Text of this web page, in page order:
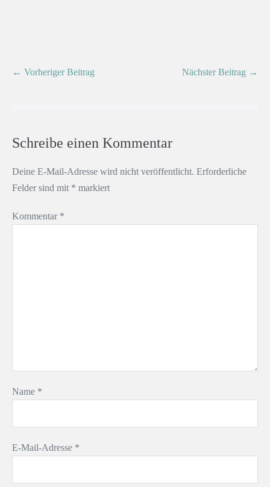
← Vorheriger Beitrag Nächster Beitrag →
Schreibe einen Kommentar
Deine E-Mail-Adresse wird nicht veröffentlicht. Erforderliche
Felder sind mit * markiert
Kommentar *
Name *
E-Mail-Adresse *